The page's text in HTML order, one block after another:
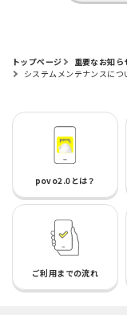
トップページ
重要なお知ら
システムメンテナンスに
povo2.0とは？
ご利用までの流れ